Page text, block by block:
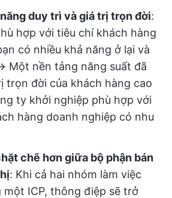
duy trì và giá trị trọn đời:
hợp với tiêu chí khách hàng
có nhiều khả năng ở lại và
Một nền tảng năng suất đã
trọn đời của khách hàng cao
ty khởi nghiệp phù hợp với
hàng doanh nghiệp có nhu
chẽ hơn giữa bộ phận bán
: Khi cả hai nhóm làm việc
một ICP, thông điệp sẽ trở